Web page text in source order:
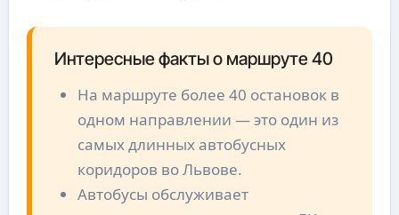
Интересные факты о маршруте 40
На маршруте более 40 остановок в
одном направлении — это один из
самых длинных автобусных
коридоров во Львове.
Автобусы обслуживает